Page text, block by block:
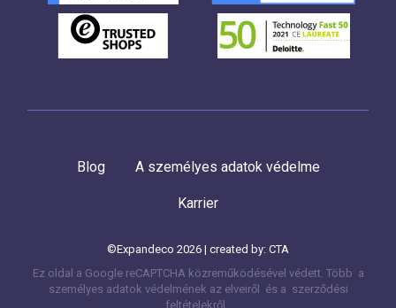
Blog A személyes adatok védelme
Karrier
©Expandeco 2026 | created by: CTA
Ez oldal a Google reCAPTCHA közreműködésével védett. Több a
személyes adatok védelmének az elveiről és a szerződési
feltételekről.